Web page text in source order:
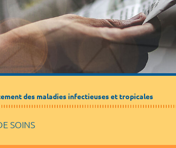
des maladies infectieuses et tropicales
SOINS